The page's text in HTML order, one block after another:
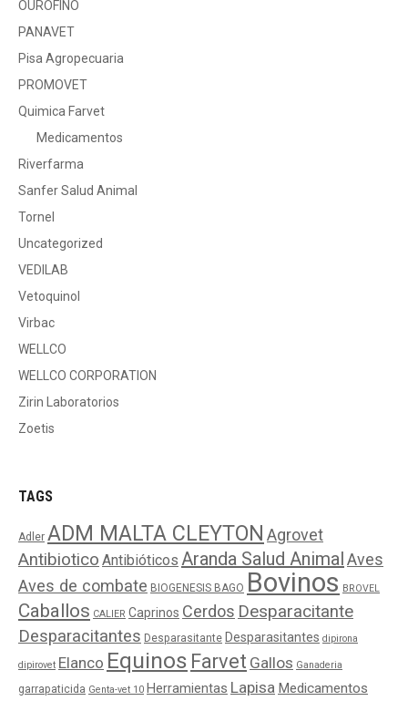
OUROFINO
PANAVET
Pisa Agropecuaria
PROMOVET
Quimica Farvet
Medicamentos
Riverfarma
Sanfer Salud Animal
Tornel
Uncategorized
VEDILAB
Vetoquinol
Virbac
WELLCO
WELLCO CORPORATION
Zirin Laboratorios
Zoetis
TAGS
Adler ADM MALTA CLEYTON Agrovet
Antibiotico Antibióticos Aranda Salud AnimalAves
Aves de combate BIOGENESIS BAGO Bovinos BROVEL
Caballos CALIER Caprinos Cerdos Desparacitante
Desparacitantes Desparasitante Desparasitantes dipirona
dipirovet Elanco Equinos Farvet Gallos Ganaderia
garrapaticida Genta-vet 10 Herramientas Lapisa Medicamentos